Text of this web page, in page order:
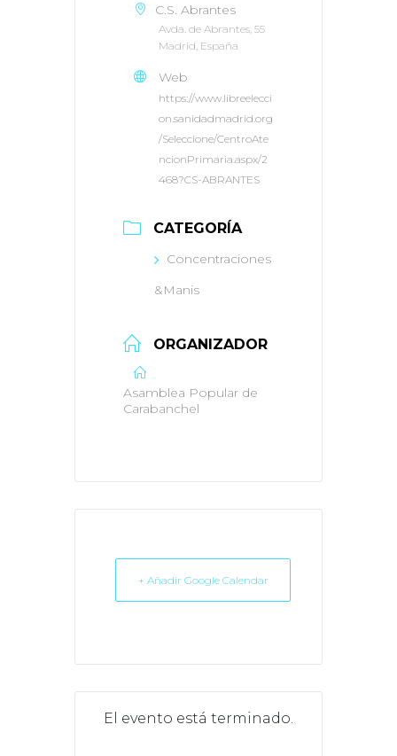
C.S. Abrantes
Avda. de Abrantes, 55
Madrid, España
Web
https://www.libreelecci
on.sanidadmadrid.org
/Seleccione/CentroAte
ncionPrimaria.aspx/2
468?CS-ABRANTES
CATEGORÍA
Concentraciones
&Manis
ORGANIZADOR
Asamblea Popular de
Carabanchel
+ Añadir Google Calendar
El evento está terminado.